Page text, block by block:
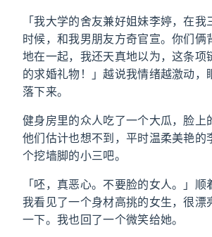
「我大学的舍友兼好姐妹李婷，在我
时候，和我男朋友方奇官宣。你们俩
地在一起，我还天真地以为，这条项
的求婚礼物！」越说我情绪越激动，
落下来。
健身房里的众人吃了一个大瓜，脸上
他们估计也想不到，平时温柔美艳的
个挖墙脚的小三吧。
「呸，真恶心。不要脸的女人。」顺
我看见了一个身材高挑的女生，很漂
一下。我也回了一个微笑给她。